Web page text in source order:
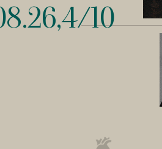
10